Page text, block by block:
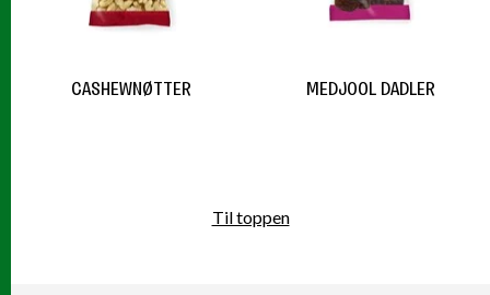
CASHEWNØTTER MEDJOOL DADLER
Til toppen